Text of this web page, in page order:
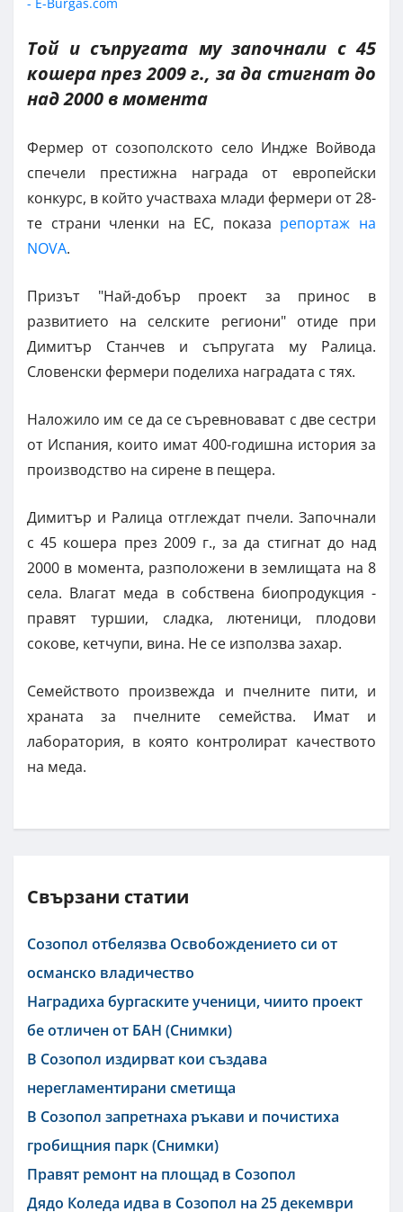
Той и съпругата му започнали с 45
кошера през 2009 г., за да стигнат до
над 2000 в момента
Фермер от созополското село Индже Войвода
спечели престижна награда от европейски
конкурс, в който участваха млади фермери от 28-
те страни членки на ЕС, показа репoртаж на
NOVA.
Призът "Най-добър проект за принос в
развитието на селските региони" отиде при
Димитър Станчев и съпругата му Ралица.
Словенски фермери поделиха наградата с тях.
Наложило им се да се съревновават с две сестри
от Испания, които имат 400-годишна история за
производство на сирене в пещера.
Димитър и Ралица отглеждат пчели. Започнали
с 45 кошера през 2009 г., за да стигнат до над
2000 в момента, разположени в землищата на 8
села. Влагат меда в собствена биопродукция -
правят туршии, сладка, лютеници, плодови
сокове, кетчупи, вина. Не се използва захар.
Семейството произвежда и пчелните пити, и
храната за пчелните семейства. Имат и
лаборатория, в която контролират качеството
на меда.
Свързани статии
Созопол отбелязва Освобождението си от
османско владичество
Наградиха бургаските ученици, чиито проект
бе отличен от БАН (Снимки)
В Созопол издирват кои създава
нерегламентирани сметища
В Созопол запретнаха ръкави и почистиха
гробищния парк (Снимки)
Правят ремонт на площад в Созопол
Дядо Коледа идва в Созопол на 25 декември